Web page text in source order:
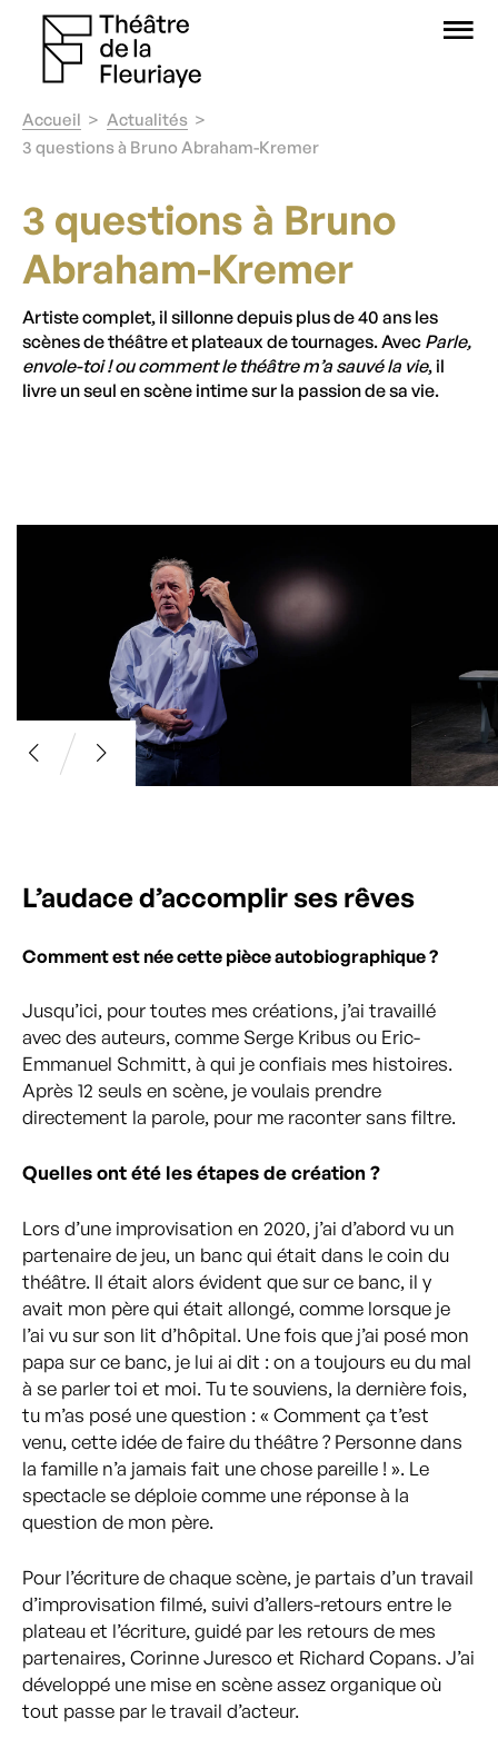
Accueil
Actualités
3 questions à Bruno Abraham-Kremer
3 questions à Bruno
Abraham-Kremer
Artiste complet, il sillonne depuis plus de 40 ans les
scènes de théâtre et plateaux de tournages. Avec Parle,
envole-toi ! ou comment le théâtre m’a sauvé la vie, il
livre un seul en scène intime sur la passion de sa vie.
L’audace d’accomplir ses rêves
Comment est née cette pièce autobiographique ?
Jusqu’ici, pour toutes mes créations, j’ai travaillé
avec des auteurs, comme Serge Kribus ou Eric-
Emmanuel Schmitt, à qui je confiais mes histoires.
Après 12 seuls en scène, je voulais prendre
directement la parole, pour me raconter sans filtre.
Quelles ont été les étapes de création ?
Lors d’une improvisation en 2020, j’ai d’abord vu un
partenaire de jeu, un banc qui était dans le coin du
théâtre. Il était alors évident que sur ce banc, il y
avait mon père qui était allongé, comme lorsque je
l’ai vu sur son lit d’hôpital. Une fois que j’ai posé mon
papa sur ce banc, je lui ai dit : on a toujours eu du mal
à se parler toi et moi. Tu te souviens, la dernière fois,
tu m’as posé une question : « Comment ça t’est
venu, cette idée de faire du théâtre ? Personne dans
la famille n’a jamais fait une chose pareille ! ». Le
spectacle se déploie comme une réponse à la
question de mon père.
Pour l’écriture de chaque scène, je partais d’un travail
d’improvisation filmé, suivi d’allers-retours entre le
plateau et l’écriture, guidé par les retours de mes
partenaires, Corinne Juresco et Richard Copans. J’ai
développé une mise en scène assez organique où
tout passe par le travail d’acteur.